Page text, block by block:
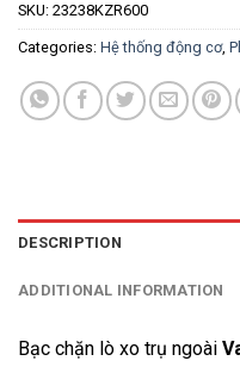
SKU: 23238KZR600
Categories: Hệ thống động cơ,
DESCRIPTION
ADDITIONAL INFORMATION
Bạc chặn lò xo trụ ngoài